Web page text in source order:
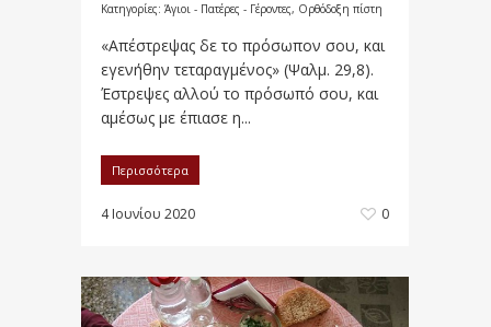
Κατηγορίες: Άγιοι - Πατέρες - Γέροντες, Ορθόδοξη πίστη
«Απέστρεψας δε το πρόσωπον σου, και
εγενήθην τεταραγμένος» (Ψαλμ. 29,8).
Έστρεψες αλλού το πρόσωπό σου, και
αμέσως με έπιασε η...
Περισσότερα
4 Ιουνίου 2020 0